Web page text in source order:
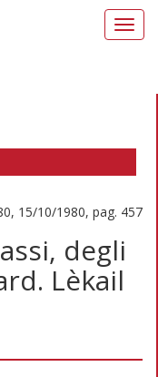
15/10/1980, pag. 457
degli
Lèkail